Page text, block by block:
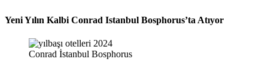
Yeni Yılın Kalbi Conrad Istanbul Bosphorus’ta Atıyor
Conrad İstanbul Bosphorus